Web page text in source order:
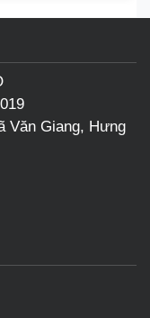
Văn Giang, Hưng